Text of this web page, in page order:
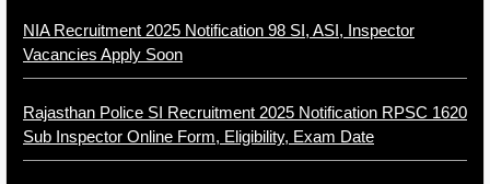
NIA Recruitment 2025 Notification 98 SI, ASI, Inspector
Vacancies Apply Soon
Rajasthan Police SI Recruitment 2025 Notification RPSC 1620
Sub Inspector Online Form, Eligibility, Exam Date